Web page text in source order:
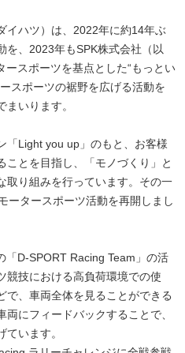
イハツ）は、2022年に約14年ぶ
を、2023年もSPK株式会社（以
スポーツを基点とした“もっとい
スポーツの裾野を広げる活動を
いります。
「Light you up」のもと、お客様
ことを目指し、「モノづくり」と
取り組みを行っています。その一
ータースポーツ活動を再開しまし
「D-SPORT Racing Team」の活
競技における高負荷環境での使
で、車両全体を見ることができる
にフィードバックすることで、
います。